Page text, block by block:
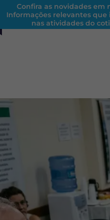
Confira as novidades em
Informações relevantes que
nas atividades do
REFORMA TRIBUTÁRIA EM